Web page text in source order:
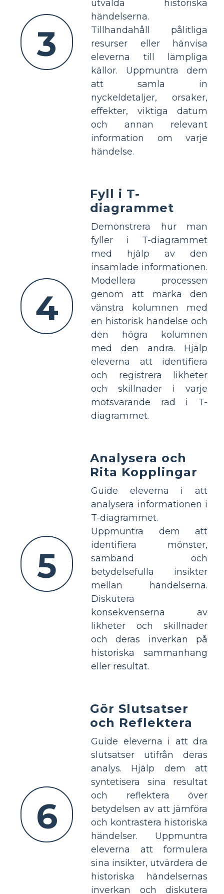
3
utvalda historiska
händelserna.
Tillhandahåll pålitliga
resurser eller hänvisa
eleverna till lämpliga
källor. Uppmuntra dem
att samla in
nyckeldetaljer, orsaker,
effekter, viktiga datum
och annan relevant
information om varje
händelse.
4
Fyll i T-
diagrammet
Demonstrera hur man
fyller i T-diagrammet
med hjälp av den
insamlade informationen.
Modellera processen
genom att märka den
vänstra kolumnen med
en historisk händelse och
den högra kolumnen
med den andra. Hjälp
eleverna att identifiera
och registrera likheter
och skillnader i varje
motsvarande rad i T-
diagrammet.
5
Analysera och
Rita Kopplingar
Guide eleverna i att
analysera informationen i
T-diagrammet.
Uppmuntra dem att
identifiera mönster,
samband och
betydelsefulla insikter
mellan händelserna.
Diskutera
konsekvenserna av
likheter och skillnader
och deras inverkan på
historiska sammanhang
eller resultat.
6
Gör Slutsatser
och Reflektera
Guide eleverna i att dra
slutsatser utifrån deras
analys. Hjälp dem att
syntetisera sina resultat
och reflektera över
betydelsen av att jämföra
och kontrastera historiska
händelser. Uppmuntra
eleverna att formulera
sina insikter, utvärdera de
historiska händelsernas
inverkan och diskutera